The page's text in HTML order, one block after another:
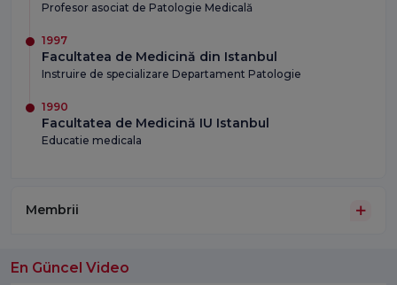
Profesor asociat de Patologie Medicală
1997
Facultatea de Medicină din Istanbul
Instruire de specializare Departament Patologie
1990
Facultatea de Medicină IU Istanbul
Educatie medicala
Membrii
En Güncel Video